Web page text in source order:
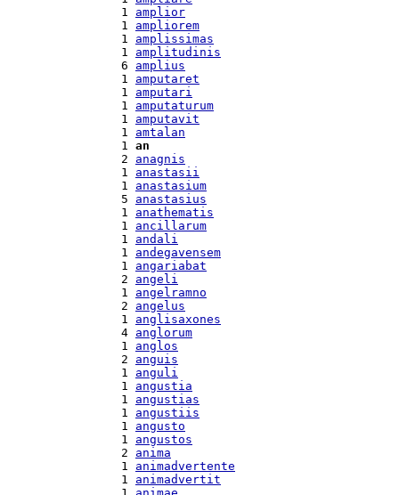
  1
amplior
  1
ampliorem
  1
amplissimas
  1
amplitudinis
  6
amplius
  1
amputaret
  1
amputari
  1
amputaturum
  1
amputavit
  1
amtalan
  1
an
  2
anagnis
  1
anastasii
  1
anastasium
  5
anastasius
  1
anathematis
  1
ancillarum
  1
andali
  1
andegavensem
  1
angariabat
  2
angeli
  1
angelramno
  2
angelus
  1
anglisaxones
  4
anglorum
  1
anglos
  2
anguis
  1
anguli
  1
angustia
  1
angustias
  1
angustiis
  1
angusto
  1
angustos
  2
anima
  1
animadvertente
  1
animadvertit